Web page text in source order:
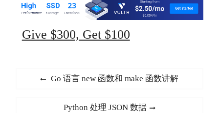
Give $300, Get $100
Previous
Go 语言 new 函数和 make 函数讲解
Next
Python 处理 JSON 数据